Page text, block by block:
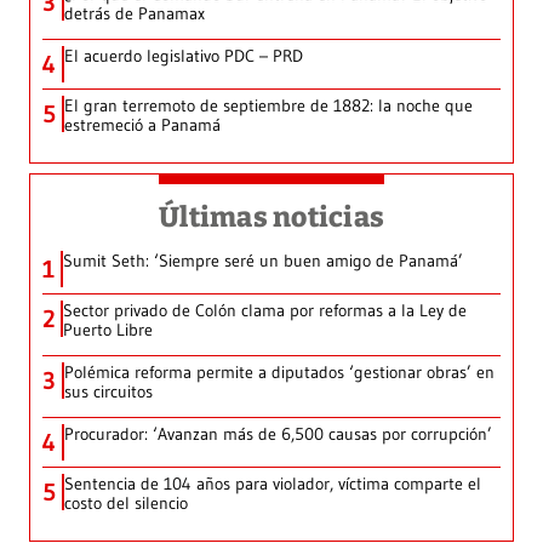
detrás de Panamax
4 El acuerdo legislativo PDC – PRD
5 El gran terremoto de septiembre de 1882: la noche que
estremeció a Panamá
Últimas noticias
1 Sumit Seth: ‘Siempre seré un buen amigo de Panamá’
2 Sector privado de Colón clama por reformas a la Ley de
Puerto Libre
3 Polémica reforma permite a diputados ‘gestionar obras’ en
sus circuitos
4 Procurador: ‘Avanzan más de 6,500 causas por corrupción’
5 Sentencia de 104 años para violador, víctima comparte el
costo del silencio